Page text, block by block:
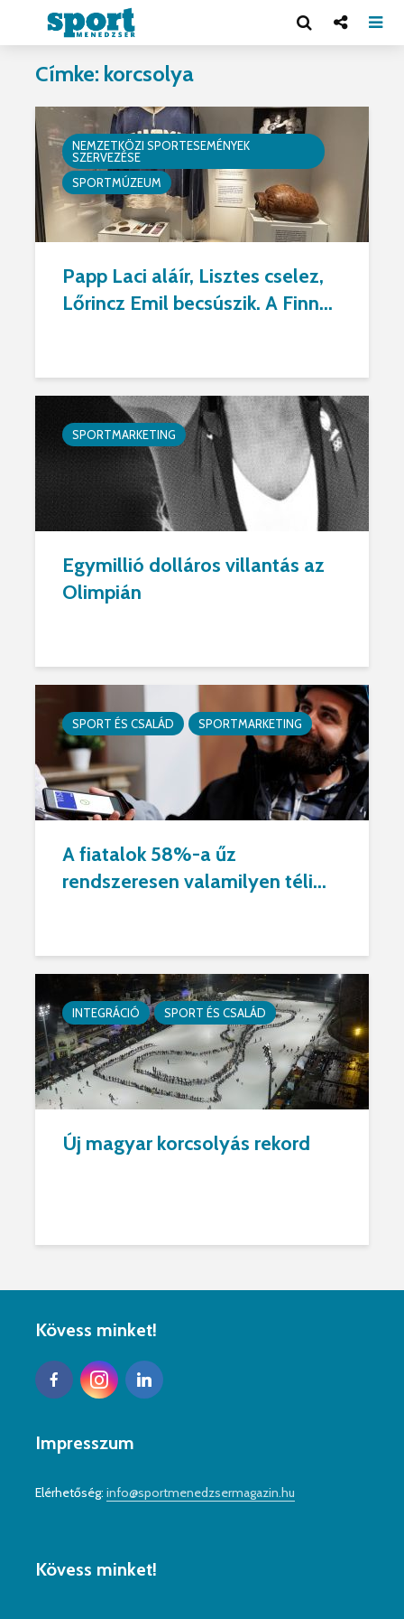
Címke: korcsolya
NEMZETKÖZI SPORTESEMÉNYEK
SZERVEZÉSE
SPORTMÚZEUM
Papp Laci aláír, Lisztes cselez,
Lőrincz Emil becsúszik. A Finn...
SPORTMARKETING
Egymillió dolláros villantás az
Olimpián
SPORT ÉS CSALÁD SPORTMARKETING
A fiatalok 58%-a űz
rendszeresen valamilyen téli...
INTEGRÁCIÓ SPORT ÉS CSALÁD
Új magyar korcsolyás rekord
Kövess minket!
Impresszum
Elérhetőség: info@sportmenedzsermagazin.hu
Kövess minket!